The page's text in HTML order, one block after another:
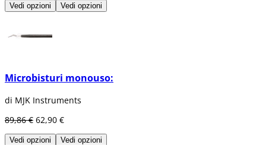
Vedi opzioni Vedi opzioni
Microbisturi monouso:
di MJK Instruments
89,86 € 62,90 €
Vedi opzioni Vedi opzioni